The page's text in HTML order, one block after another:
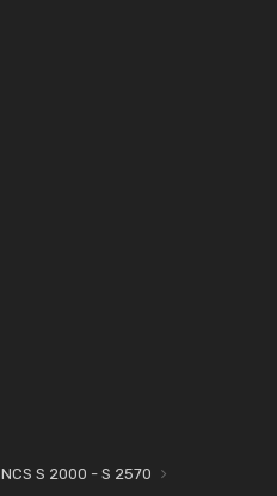
NCS S 2000 - S 2570